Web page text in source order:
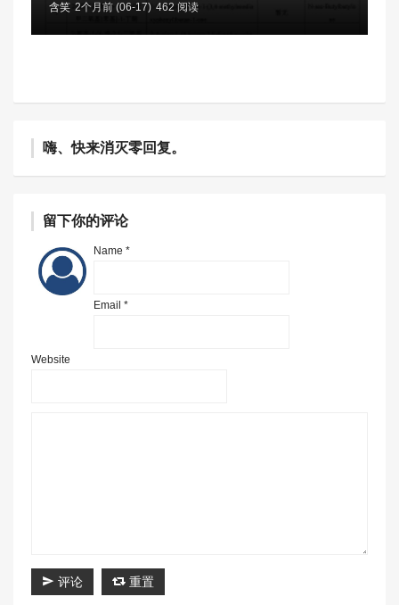
含笑 2个月前 (06-17) 462 阅读
嗨、快来消灭零回复。
留下你的评论
Name *
Email *
Website
评论 重置